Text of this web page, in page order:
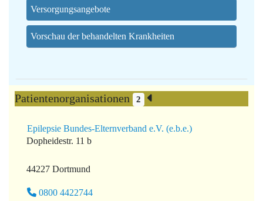
Versorgungsangebote
Vorschau der behandelten Krankheiten
Patientenorganisationen 2
Epilepsie Bundes-Elternverband e.V. (e.b.e.)
Dopheidestr. 11 b
44227 Dortmund
0800 4422744